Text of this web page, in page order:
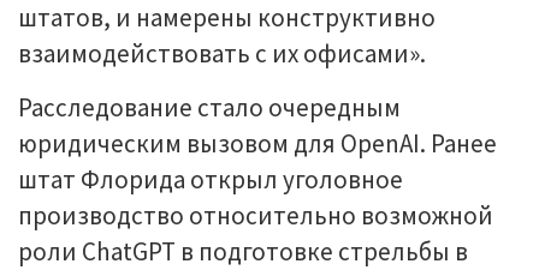
штатов, и намерены конструктивно
взаимодействовать с их офисами».
Расследование стало очередным
юридическим вызовом для OpenAI. Ранее
штат Флорида открыл уголовное
производство относительно возможной
роли ChatGPT в подготовке стрельбы в